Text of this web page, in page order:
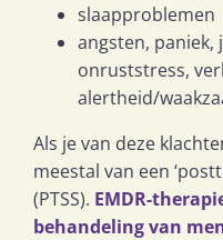
slaapproblemen
angsten, paniek,
onruststress,
alertheid/
Als je van deze
meestal van een
(PTSS). EMDR-
behandeling van